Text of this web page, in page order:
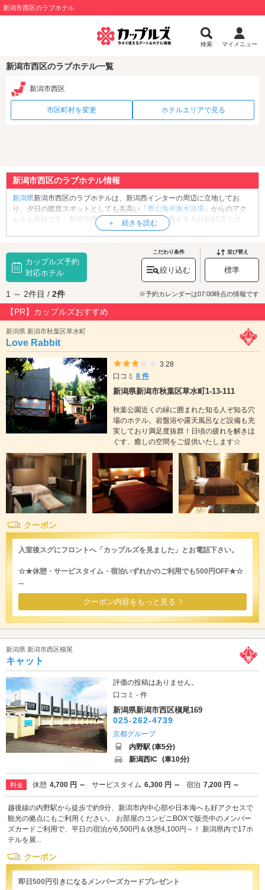
新潟市西区のラブホテル
検索 マイメニュー
新潟市西区のラブホテル一覧
新潟市西区
市区町村を変更 ホテルエリアで見る
新潟市西区のラブホテル情報
新潟県新潟市西区のラブホテルは、新潟西インターの周辺に立地してお
り、夕日の鑑賞スポットとしても名高い「 青山海岸海水浴場 」からのアク
セスも良好です。新潟市西区は新潟県北西部に位置する人口約15万人の
区。新潟大学をはじめ、数々の大学のキャンパスが点在しており、学生街
多いのが特徴です。区内には、マイセン磁器やマルク・シャガールの連作
版画などを展示している「
」や、水鳥の生息するラムサール
条約の登録湿地「
」、春には約3万本のチューリップが咲く「寺尾
中央公園」等、魅力的なスポットがあります。また、新潟バイパス・黒埼
(くろさき)インターから車で約5分の「
道の駅 新潟ふるさと村」には、新潟
の特産品・お土産品を販売するショップや、海鮮丼、へぎそばなど、新潟
ならではのメニューを提供する飲食店が揃っています。新潟市西区のラブ
ているホテル、各種アメニティ完備のホテルがあります。新潟市西区でラ
ブホテルをお探しの際は、クーポン・事前予約でお得に利用ができる『カ
ップルズ』におまかせください。
カップルズ予約
対応ホテル
こだわり条件
絞り込む
並び替え
標準
1 ～ 2件目 / 2件 ※予約カレンダーは07:00時点の情報です
【PR】カップルズおすすめ
新潟県 新潟市秋葉区草水町
Love Rabbit
5つ星のうち3
3.28
口コミ8 件
新潟県新潟市秋葉区草水町1-13-111
秋葉公園近くの緑に囲まれた知る人ぞ知る穴
場のホテル。岩盤浴や露天風呂など設備も充
実しており満足度抜群！日頃の疲れを解きほ
ぐす、癒しの空間をご提供いたします☆
クーポン
入室後スグにフロントへ「カップルズを見ました」とお電話下さい。
☆★休憩・サービスタイム・宿泊いずれかのご利用でも500円OFF★☆
...
クーポン内容をもっと見る
新潟県 新潟市西区槇尾
キャット
評価の投稿はありません。
口コミ - 件
新潟県新潟市西区槇尾169
025-262-4739
京都グループ
内野駅 (車5分)
新潟西IC (車10分)
料金 休憩 4,700 円 ～ サービスタイム 6,300 円 ～ 宿泊 7,200 円 ～
越後線の内野駅から徒歩で約9分、新潟市内中心部や日本海へも好アクセスで
観光の拠点にもご利用ください。 お部屋のコンビニBOXで販売中のメンバー
ズカードご利用で、平日の宿泊が6,500円＆休憩4,100円～！ 新潟県内で17ホ
テルを展...
クーポン
即日500円引きになるメンバーズカードプレゼント